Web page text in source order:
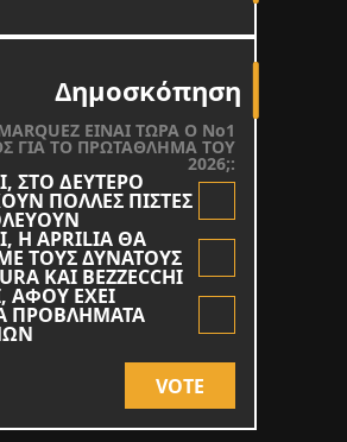
Δημοσκόπηση
ΕΙΝΑΙ ΤΩΡΑ Ο Νο1
ΓΙΑ ΤΟ ΠΡΩΤΑΘΛΗΜΑ ΤΟΥ
2026;:
ΣΤΟ ΔΕΥΤΕΡΟ
ΠΟΛΛΕΣ ΠΙΣΤΕΣ
Η APRILIA ΘΑ
ΤΟΥΣ ΔΥΝΑΤΟΥΣ
KAI BEZZECCHI
ΑΦΟΥ ΕΧΕΙ
ΠΡΟΒΛΗΜΑΤΑ
VOTE